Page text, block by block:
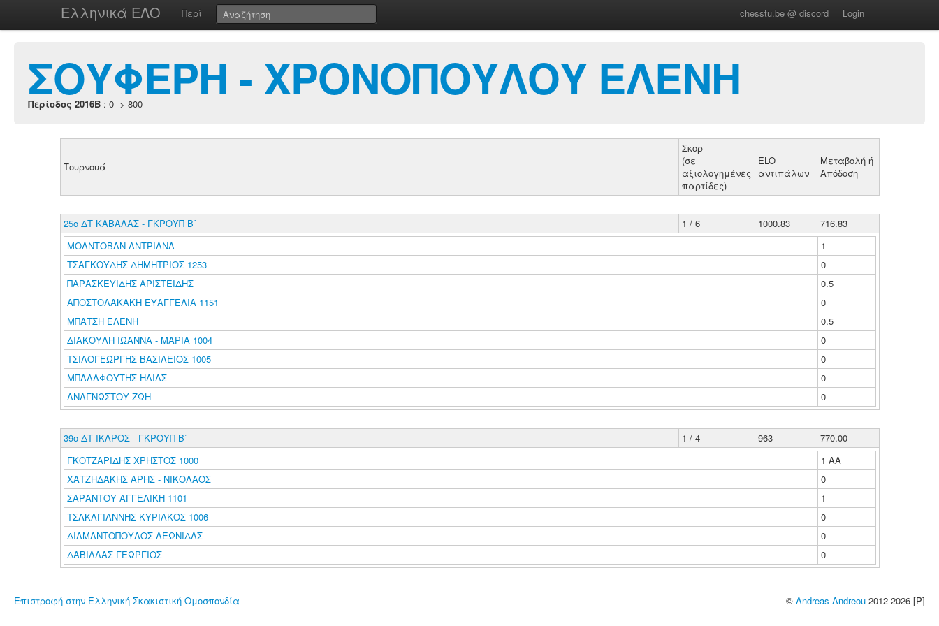
Ελληνικά ΕΛΟ Περί chesstu.be @ discord Login
ΣΟΥΦΕΡΗ - ΧΡΟΝΟΠΟΥΛΟΥ ΕΛΕΝΗ
Περίοδος 2016B : 0 -> 800
Τουρνουά
Σκορ
(σε
αξιολογημένες
παρτίδες)
ELO
αντιπάλων
Μεταβολή ή
Απόδοση
25ο ΔΤ ΚΑΒΑΛΑΣ - ΓΚΡΟΥΠ Β΄ 1 / 6 1000.83
716.83
ΜΟΛΝΤΟΒΑΝ ΑΝΤΡΙΑΝΑ
1
ΤΣΑΓΚΟΥΔΗΣ ΔΗΜΗΤΡΙΟΣ 1253
0
ΠΑΡΑΣΚΕΥΙΔΗΣ ΑΡΙΣΤΕΙΔΗΣ
0.5
ΑΠΟΣΤΟΛΑΚΑΚΗ ΕΥΑΓΓΕΛΙΑ 1151
0
ΜΠΑΤΣΗ ΕΛΕΝΗ
0.5
ΔΙΑΚΟΥΛΗ ΙΩΑΝΝΑ - ΜΑΡΙΑ 1004
0
ΤΣΙΛΟΓΕΩΡΓΗΣ ΒΑΣΙΛΕΙΟΣ 1005
0
ΜΠΑΛΑΦΟΥΤΗΣ ΗΛΙΑΣ
0
ΑΝΑΓΝΩΣΤΟΥ ΖΩΗ
0
39ο ΔΤ ΙΚΑΡΟΣ - ΓΚΡΟΥΠ Β΄ 1 / 4 963
770.00
ΓΚΟΤΖΑΡΙΔΗΣ ΧΡΗΣΤΟΣ 1000
1 ΑΑ
ΧΑΤΖΗΔΑΚΗΣ ΑΡΗΣ - ΝΙΚΟΛΑΟΣ
0
ΣΑΡΑΝΤΟΥ ΑΓΓΕΛΙΚΗ 1101
1
ΤΣΑΚΑΓΙΑΝΝΗΣ ΚΥΡΙΑΚΟΣ 1006
0
ΔΙΑΜΑΝΤΟΠΟΥΛΟΣ ΛΕΩΝΙΔΑΣ
0
ΔΑΒΙΛΛΑΣ ΓΕΩΡΓΙΟΣ
0
Επιστροφή στην Ελληνική Σκακιστική Ομοσπονδία © Andreas Andreou 2012-2026 [P]